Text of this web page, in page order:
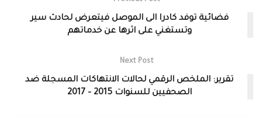
فضائية توفد كادرا الى الموصل فيتعرض لحادث سير
وتستغني على اثرها عن خدماتهم
Next Post
تقرير: الملخص الرقمي لحالات الانتهاكات المسجلة ضد
الصحفيين للسنوات 2015 – 2017